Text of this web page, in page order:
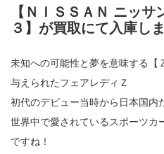
【ＮＩＳＳＡＮ ニッ
３】が買取にて入庫し
未知への可能性と夢を意味する【
与えられたフェアレディＺ
初代のデビュー当時から日本国内
世界中で愛されているスポーツカ
ですね！